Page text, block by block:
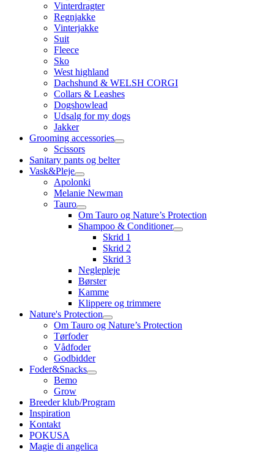
Vinterdragter
Regnjakke
Vinterjakke
Suit
Fleece
Sko
West highland
Dachshund & WELSH CORGI
Collars & Leashes
Dogshowlead
Udsalg for my dogs
Jakker
Grooming accessories
Scissors
Sanitary pants og belter
Vask&Pleje
Apolonki
Melanie Newman
Tauro
Om Tauro og Nature’s Protection
Shampoo & Conditioner
Skrid 1
Skrid 2
Skrid 3
Neglepleje
Børster
Kamme
Klippere og trimmere
Nature's Protection
Om Tauro og Nature’s Protection
Tørfoder
Vådfoder
Godbidder
Foder&Snacks
Bemo
Grow
Breeder klub/Program
Inspiration
Kontakt
POKUSA
Magie di angelica